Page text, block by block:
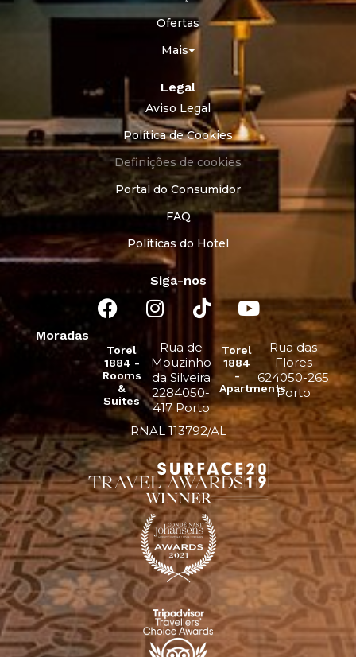
Ofertas
Mais
Legal
Aviso Legal
Política de Cookies
Definições de cookies
Portal do Consumidor
FAQ
Políticas do Hotel
Siga-nos
Moradas
Torel
1884 -
Rooms
&
Suites
Rua de
Mouzinho
da Silveira
2284050-
417 Porto
Torel
1884
-
Apartments
Rua das
Flores
624050-265
Porto
RNAL 113792/AL